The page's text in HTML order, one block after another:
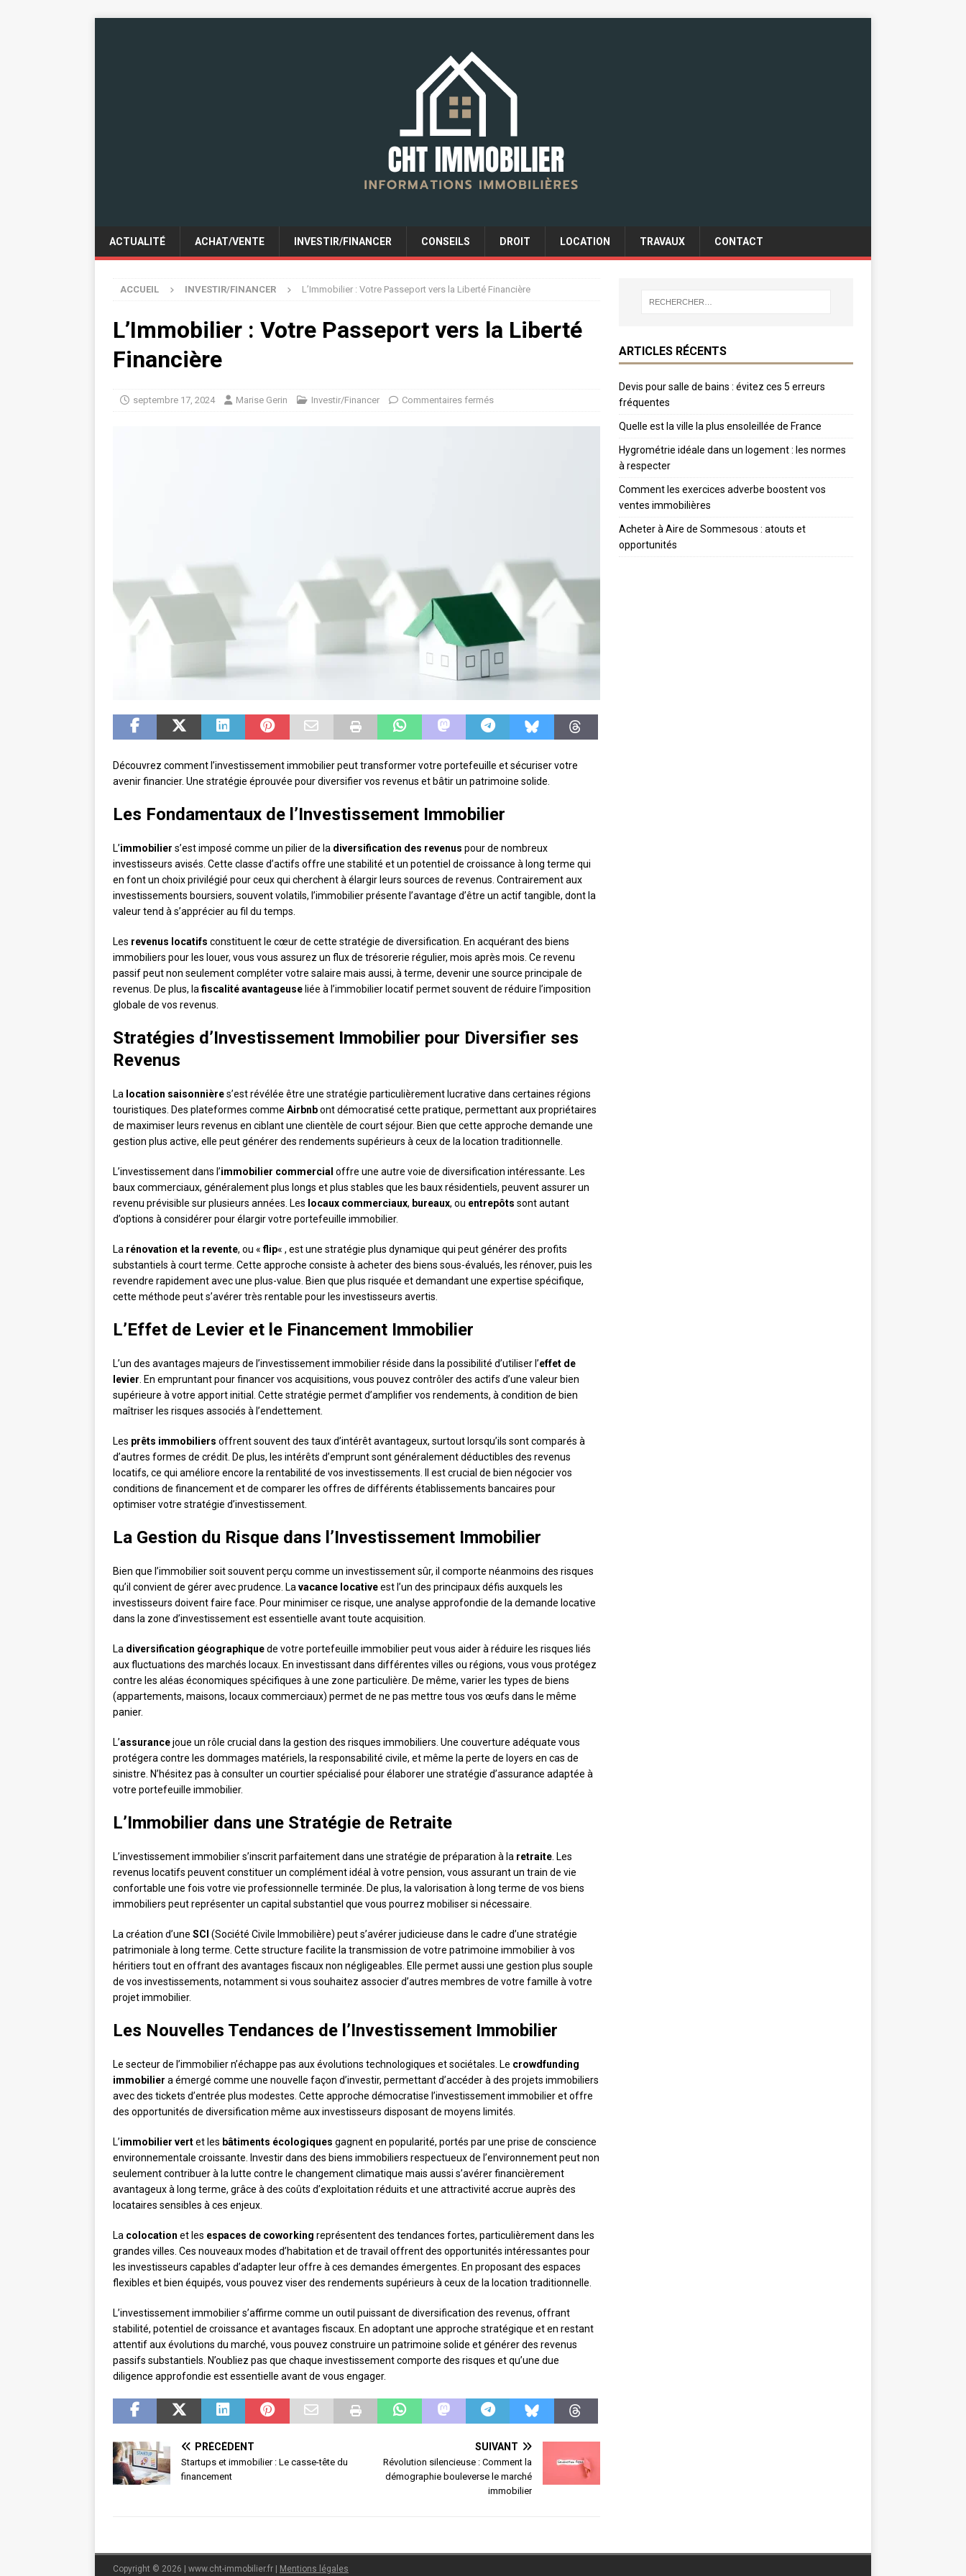
ACTUALITÉ ACHAT/VENTE INVESTIR/FINANCER CONSEILS DROIT LOCATION TRAVAUX CONTACT
ACCUEIL INVESTIR/FINANCER L’Immobilier : Votre Passeport vers la Liberté Financière
L’Immobilier : Votre Passeport vers la Liberté
Financière
septembre 17, 2024 Marise Gerin Investir/Financer Commentaires fermés
Découvrez comment l’investissement immobilier peut transformer votre portefeuille et sécuriser votre
avenir financier. Une stratégie éprouvée pour diversifier vos revenus et bâtir un patrimoine solide.
Les Fondamentaux de l’Investissement Immobilier
L’immobilier s’est imposé comme un pilier de la diversification des revenus pour de nombreux
investisseurs avisés. Cette classe d’actifs offre une stabilité et un potentiel de croissance à long terme qui
en font un choix privilégié pour ceux qui cherchent à élargir leurs sources de revenus. Contrairement aux
investissements boursiers, souvent volatils, l’immobilier présente l’avantage d’être un actif tangible, dont la
valeur tend à s’apprécier au fil du temps.
Les revenus locatifs constituent le cœur de cette stratégie de diversification. En acquérant des biens
immobiliers pour les louer, vous vous assurez un flux de trésorerie régulier, mois après mois. Ce revenu
passif peut non seulement compléter votre salaire mais aussi, à terme, devenir une source principale de
revenus. De plus, lafiscalité avantageuse liée à l’immobilier locatif permet souvent de réduire l’imposition
globale de vos revenus.
Stratégies d’Investissement Immobilier pour Diversifier ses
Revenus
La location saisonnières’est révélée être une stratégie particulièrement lucrative dans certaines régions
touristiques. Des plateformes comme Airbnbont démocratisé cette pratique, permettant aux propriétaires
de maximiser leurs revenus en ciblant une clientèle de court séjour. Bien que cette approche demande une
gestion plus active, elle peut générer des rendements supérieurs à ceux de la location traditionnelle.
L’investissement dans l’immobilier commercial offre une autre voie de diversification intéressante. Les
baux commerciaux, généralement plus longs et plus stables que les baux résidentiels, peuvent assurer un
revenu prévisible sur plusieurs années. Les locaux commerciaux, bureaux, ou entrepôts sont autant
d’options à considérer pour élargir votre portefeuille immobilier.
La rénovation et la revente, ou «flip« , est une stratégie plus dynamique qui peut générer des profits
substantiels à court terme. Cette approche consiste à acheter des biens sous-évalués, les rénover, puis les
revendre rapidement avec une plus-value. Bien que plus risquée et demandant une expertise spécifique,
cette méthode peut s’avérer très rentable pour les investisseurs avertis.
L’Effet de Levier et le Financement Immobilier
L’un des avantages majeurs de l’investissement immobilier réside dans la possibilité d’utiliser l’effet de
levier . En empruntant pour financer vos acquisitions, vous pouvez contrôler des actifs d’une valeur bien
supérieure à votre apport initial. Cette stratégie permet d’amplifier vos rendements, à condition de bien
maîtriser les risques associés à l’endettement.
Les prêts immobiliers offrent souvent des taux d’intérêt avantageux, surtout lorsqu’ils sont comparés à
d’autres formes de crédit. De plus, les intérêts d’emprunt sont généralement déductibles des revenus
locatifs, ce qui améliore encore la rentabilité de vos investissements. Il est crucial de bien négocier vos
conditions de financement et de comparer les offres de différents établissements bancaires pour
optimiser votre stratégie d’investissement.
La Gestion du Risque dans l’Investissement Immobilier
Bien que l’immobilier soit souvent perçu comme un investissement sûr, il comporte néanmoins des risques
qu’il convient de gérer avec prudence. La vacance locativeest l’un des principaux défis auxquels les
investisseurs doivent faire face. Pour minimiser ce risque, une analyse approfondie de la demande locative
dans la zone d’investissement est essentielle avant toute acquisition.
La diversification géographiquede votre portefeuille immobilier peut vous aider à réduire les risques liés
aux fluctuations des marchés locaux. En investissant dans différentes villes ou régions, vous vous protégez
contre les aléas économiques spécifiques à une zone particulière. De même, varier les types de biens
(appartements, maisons, locaux commerciaux) permet de ne pas mettre tous vos œufs dans le même
panier.
L’assurancejoue un rôle crucial dans la gestion des risques immobiliers. Une couverture adéquate vous
protégera contre les dommages matériels, la responsabilité civile, et même la perte de loyers en cas de
sinistre. N’hésitez pas à consulter un courtier spécialisé pour élaborer une stratégie d’assurance adaptée à
votre portefeuille immobilier.
L’Immobilier dans une Stratégie de Retraite
L’investissement immobilier s’inscrit parfaitement dans une stratégie de préparation à la retraite . Les
revenus locatifs peuvent constituer un complément idéal à votre pension, vous assurant un train de vie
confortable une fois votre vie professionnelle terminée. De plus, la valorisation à long terme de vos biens
immobiliers peut représenter un capital substantiel que vous pourrez mobiliser si nécessaire.
La création d’une SCI (Société Civile Immobilière) peut s’avérer judicieuse dans le cadre d’une stratégie
patrimoniale à long terme. Cette structure facilite la transmission de votre patrimoine immobilier à vos
héritiers tout en offrant des avantages fiscaux non négligeables. Elle permet aussi une gestion plus souple
de vos investissements, notamment si vous souhaitez associer d’autres membres de votre famille à votre
projet immobilier.
Les Nouvelles Tendances de l’Investissement Immobilier
Le secteur de l’immobilier n’échappe pas aux évolutions technologiques et sociétales. Le crowdfunding
immobilier a émergé comme une nouvelle façon d’investir, permettant d’accéder à des projets immobiliers
avec des tickets d’entrée plus modestes. Cette approche démocratise l’investissement immobilier et offre
des opportunités de diversification même aux investisseurs disposant de moyens limités.
L’immobilier vertet les bâtiments écologiques gagnent en popularité, portés par une prise de conscience
environnementale croissante. Investir dans des biens immobiliers respectueux de l’environnement peut non
seulement contribuer à la lutte contre le changement climatique mais aussi s’avérer financièrement
avantageux à long terme, grâce à des coûts d’exploitation réduits et une attractivité accrue auprès des
locataires sensibles à ces enjeux.
La colocation et les espaces de coworking représentent des tendances fortes, particulièrement dans les
grandes villes. Ces nouveaux modes d’habitation et de travail offrent des opportunités intéressantes pour
les investisseurs capables d’adapter leur offre à ces demandes émergentes. En proposant des espaces
flexibles et bien équipés, vous pouvez viser des rendements supérieurs à ceux de la location traditionnelle.
L’investissement immobilier s’affirme comme un outil puissant de diversification des revenus, offrant
stabilité, potentiel de croissance et avantages fiscaux. En adoptant une approche stratégique et en restant
attentif aux évolutions du marché, vous pouvez construire un patrimoine solide et générer des revenus
passifs substantiels. N’oubliez pas que chaque investissement comporte des risques et qu’une due
diligence approfondie est essentielle avant de vous engager.
PRÉCÉDENT
Startups et immobilier : Le casse-tête du
financement
SUIVANT
Révolution silencieuse : Comment la
démographie bouleverse le marché
immobilier
ARTICLES RÉCENTS
Devis pour salle de bains : évitez ces 5 erreurs
fréquentes
Quelle est la ville la plus ensoleillée de France
Hygrométrie idéale dans un logement : les normes
à respecter
Comment les exercices adverbe boostent vos
ventes immobilières
Acheter à Aire de Sommesous : atouts et
opportunités
Copyright © 2026 | www.cht-immobilier.fr Mentions légales